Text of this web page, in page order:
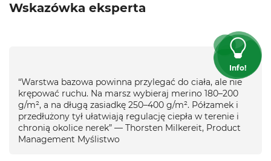
Wskazówka eksperta
Info!
“Warstwa bazowa powinna przylegać do ciała, ale nie
krępować ruchu. Na marsz wybieraj merino 180–200
g/m², a na długą zasiadkę 250–400 g/m². Półzamek i
przedłużony tył ułatwiają regulację ciepła w terenie i
chronią okolice nerek” — Thorsten Milkereit, Product
Management Myślistwo